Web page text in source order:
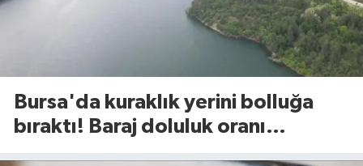
Bursa'da kuraklık yerini bolluğa
bıraktı! Baraj doluluk oranı